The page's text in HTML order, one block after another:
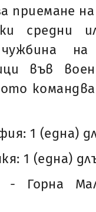
приемане
средни
на
във
1 (една)
1 (една)